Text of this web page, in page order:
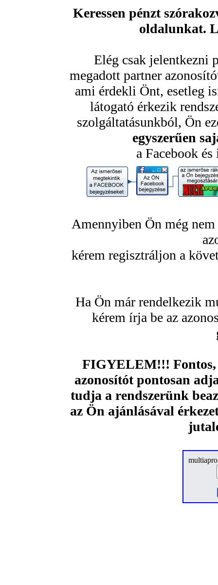
Keressen pénzt
oldalunkat.
Elég csak jelentkezni
megadott partner
ami érdekli Önt, esetleg
látogató érkezik
szolgáltatásunkból, Ön
egyszerűen
a Facebook
Amennyiben Ön még
kérem regisztráljon a
Ha Ön már rendelkezik
kérem írja be az
FIGYELEM!!!
azonosítót pontosan
tudja a rendszerünk
az Ön ajánlásával